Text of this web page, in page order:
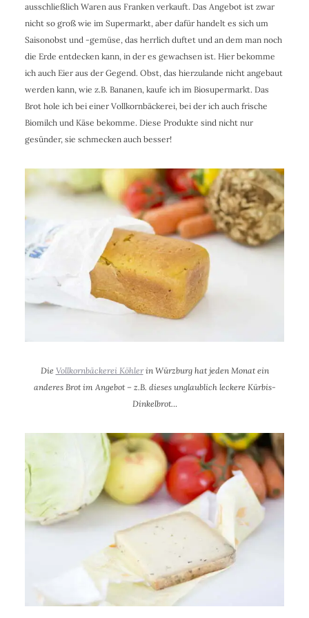
ausschließlich Waren aus Franken verkauft. Das Angebot ist zwar
nicht so groß wie im Supermarkt, aber dafür handelt es sich um
Saisonobst und -gemüse, das herrlich duftet und an dem man noch
die Erde entdecken kann, in der es gewachsen ist. Hier bekomme
ich auch Eier aus der Gegend. Obst, das hierzulande nicht angebaut
werden kann, wie z.B. Bananen, kaufe ich im Biosupermarkt. Das
Brot hole ich bei einer Vollkornbäckerei, bei der ich auch frische
Biomilch und Käse bekomme. Diese Produkte sind nicht nur
gesünder, sie schmecken auch besser!
Die Vollkornbäckerei Köhlerin Würzburg hat jeden Monat ein
anderes Brot im Angebot – z.B. dieses unglaublich leckere Kürbis-
Dinkelbrot...